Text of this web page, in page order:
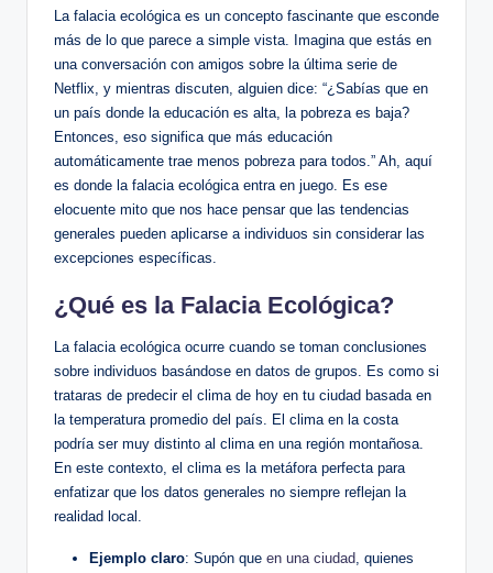
La falacia ecológica es un concepto fascinante que esconde
más de lo que parece a simple vista. Imagina que estás en
una conversación con amigos sobre la última serie de
Netflix, y mientras discuten, alguien dice: “¿Sabías que en
un país donde la educación es alta, la pobreza es baja?
Entonces, eso significa que más educación
automáticamente trae menos pobreza para todos.” Ah, aquí
es donde la falacia ecológica entra en juego. Es ese
elocuente mito que nos hace pensar que las tendencias
generales pueden aplicarse a individuos sin considerar las
excepciones específicas.
¿Qué es la Falacia Ecológica?
La falacia ecológica ocurre cuando se toman conclusiones
sobre individuos basándose en datos de grupos. Es como si
trataras de predecir el clima de hoy en tu ciudad basada en
la temperatura promedio del país. El clima en la costa
podría ser muy distinto al clima en una región montañosa.
En este contexto, el clima es la metáfora perfecta para
enfatizar que los datos generales no siempre reflejan la
realidad local.
Ejemplo claro: Supón que en una ciudad, quienes